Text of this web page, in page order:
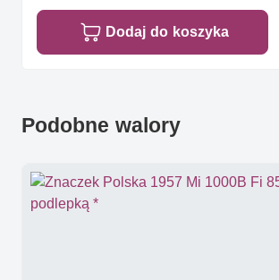
Dodaj do koszyka
Podobne walory